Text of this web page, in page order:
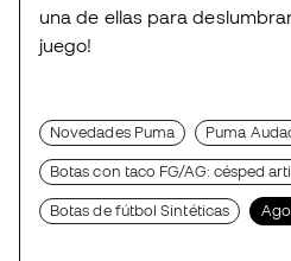
una de ellas para
juego!
Novedades Puma Puma
Botas con taco FG/AG: césped
Botas de fútbol Sintéticas